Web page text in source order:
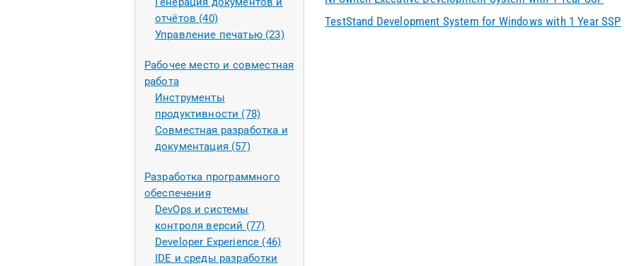
отчётов (40)
Управление печатью (23)
Рабочее место и совместная
работа
Инструменты
продуктивности (78)
Совместная разработка и
документация (57)
Разработка программного
обеспечения
DevOps и системы
контроля версий (77)
Developer Experience (46)
IDE и среды разработки
TestStand Development System for Windows with 1 Year SSP